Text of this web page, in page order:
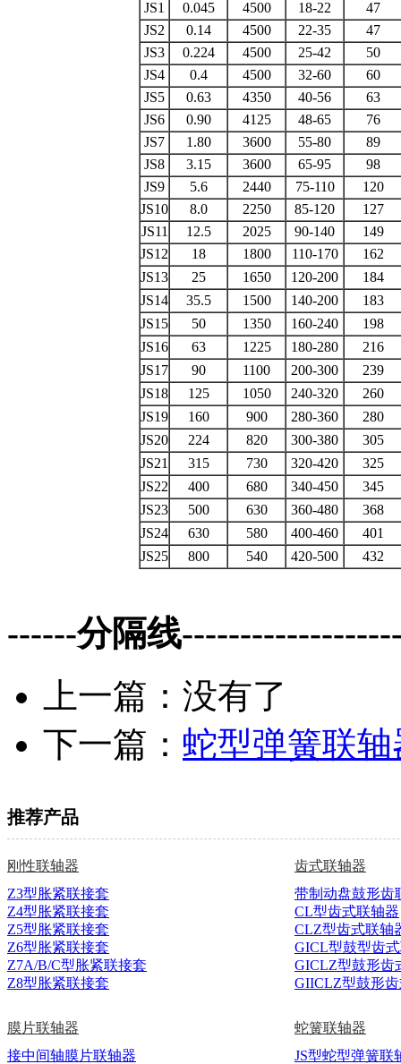
JS1 0.045 4500 18-22
47
JS2
0.14 4500 22-35
47
JS3
0.224 4500 25-42
50
JS4
0.4 4500 32-60
60
JS5
0.63 4350 40-56
63
JS6
0.90 4125 48-65
76
JS7
1.80 3600 55-80
89
JS8
3.15 3600 65-95
98
JS9
5.6 2440 75-110
120
JS10
8.0 2250 85-120
127
JS11
12.5 2025 90-140
149
JS12
18 1800 110-170
162
JS13
25 1650 120-200
184
JS14
35.5 1500 140-200
183
JS15
50 1350 160-240
198
JS16
63 1225 180-280
216
JS17
90 1100 200-300
239
JS18
125 1050 240-320
260
JS19
160 900 280-360
280
JS20
224 820 300-380
305
JS21
315 730 320-420
325
JS22
400 680 340-450
345
JS23
500 630 360-480
368
JS24
630 580 400-460
401
JS25
800 540 420-500 432
------分隔线
上一篇：没有了
下一篇： 蛇型弹簧联轴
推荐产品
刚性联轴器
Z3型胀紧联接套
Z4型胀紧联接套
Z5型胀紧联接套
Z6型胀紧联接套
Z7A/B/C型胀紧联接套
Z8型胀紧联接套
齿式联轴器
带制动盘鼓形齿
CL型齿式联轴器
CLZ型齿式联轴
GICL型鼓型齿
GICLZ型鼓形齿
GIICLZ型鼓形
膜片联轴器
接中间轴膜片联轴器
蛇簧联轴器
JS型蛇型弹簧联